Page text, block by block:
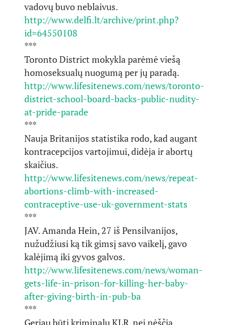
vadovų buvo neblaivus.
http://www.delfi.lt/archive/print.php?
id=64550108
***
Toronto District mokykla parėmė viešą
homoseksualų nuogumą per jų paradą.
http://www.lifesitenews.com/news/toronto-
district-school-board-backs-public-nudity-
at-pride-parade
***
Nauja Britanijos statistika rodo, kad augant
kontracepcijos vartojimui, didėja ir abortų
skaičius.
http://www.lifesitenews.com/news/repeat-
abortions-climb-with-increased-
contraceptive-use-uk-government-stats
***
JAV. Amanda Hein, 27 iš Pensilvanijos,
nužudžiusi ką tik gimsį savo vaikelį, gavo
kalėjimą iki gyvos galvos.
http://www.lifesitenews.com/news/woman-
gets-life-in-prison-for-killing-her-baby-
after-giving-birth-in-pub-ba
***
Geriau būti kriminalu KLR, nei nėščia